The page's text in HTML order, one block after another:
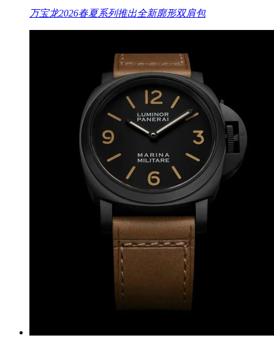
万宝龙2026春夏系列推出全新廓形双肩包